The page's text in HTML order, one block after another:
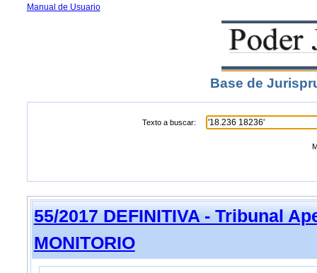
Manual de Usuario
Base de
Texto a buscar:
55/2017 DEFINITIVA - Tribunal
MONITORIO